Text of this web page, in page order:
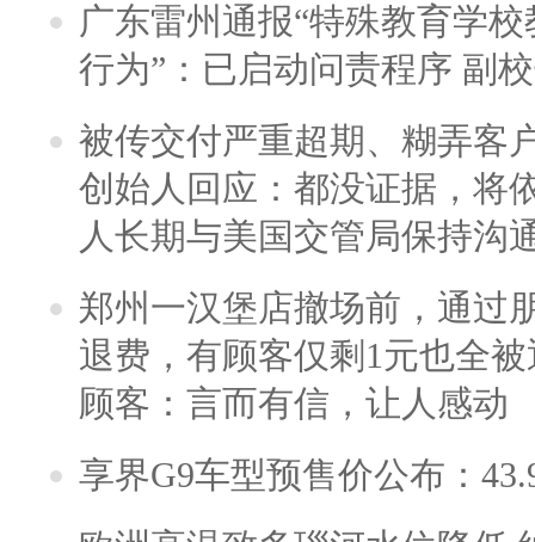
广东雷州通报“特殊教育学
行为”：已启动问责程序 副
被传交付严重超期、糊弄客
创始人回应：都没证据，将
人长期与美国交管局保持沟
郑州一汉堡店撤场前，通过
退费，有顾客仅剩1元也全
顾客：言而有信，让人感动
享界G9车型预售价公布：